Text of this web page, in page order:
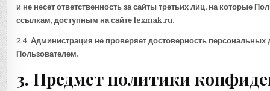
и не несет ответственность за сайты третьих лиц, на которые
ссылкам, доступным на сайте lexmak.ru.
2.4.Администрация не проверяет достоверность
Пользователем.
3. Предмет политики